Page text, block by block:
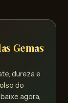
Gemas
dureza e
do
agora,